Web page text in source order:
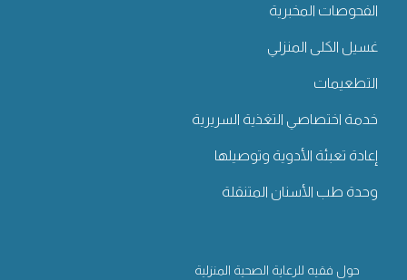
الفحوصات المخبرية
غسيل الكلى المنزلي
التطعيمات
خدمة اختصاصي التغذية السريرية
إعادة تعبئة الأدوية وتوصيلها
وحدة طب الأسنان المتنقلة
حول فقيه للرعاية الصحية المنزلية